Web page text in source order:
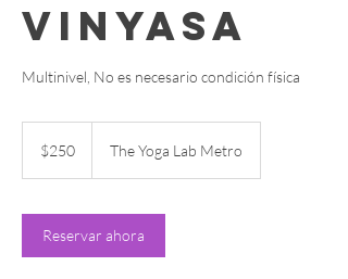
Vinyasa
Multinivel, No es necesario condición física
mexicanos
$250 The Yoga Lab Metro
Reservar ahora